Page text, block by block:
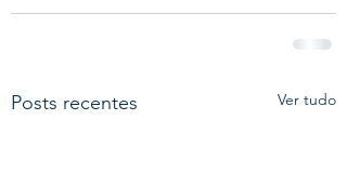
Posts recentes Ver tudo